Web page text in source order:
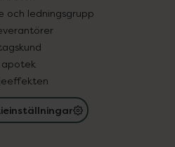
och ledningsgrupp
apotek